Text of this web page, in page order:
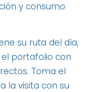
y consumo
su ruta del día,
portafolio con
Toma el
la visita con su